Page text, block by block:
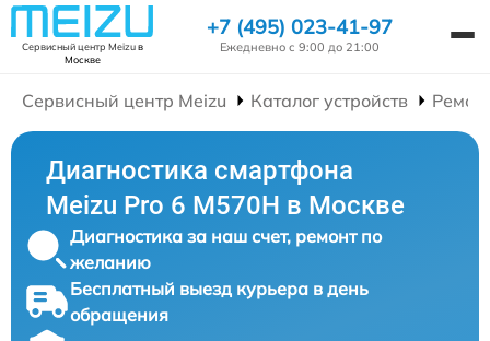
Сервисный центр Meizuв
Москве
+7 (495) 023-41-97
Ежедневно с 9:00 до 21:00
Сервисный центр Meizu Каталог устройств
Диагностика смартфона
Meizu Pro 6 M570H в Москве
Диагностика за наш счет, ремонт по
желанию
Бесплатный выезд курьера в день
обращения